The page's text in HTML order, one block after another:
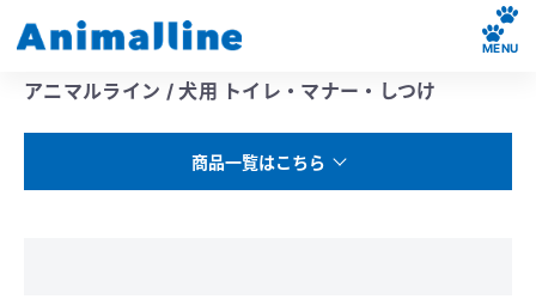
MENU
アニマルライン / 犬用 トイレ・マナー・しつけ
商品一覧はこちら